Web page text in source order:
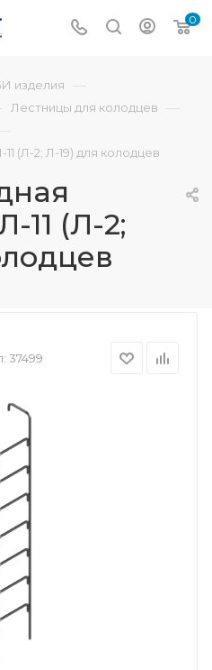
0
изделия —
Лестницы для колодцев —
(Л-2; Л-19) для колодцев
11 (Л-2;
37499